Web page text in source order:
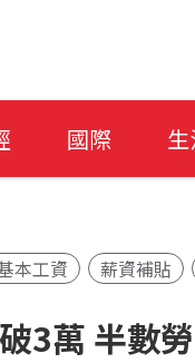
國際
本工資 薪資補貼
3萬 半數